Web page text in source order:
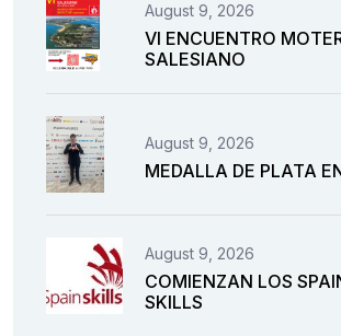
August 9, 2026
VI ENCUENTRO
SALESIANO
August 9, 2026
MEDALLA DE PLATA
August 9, 2026
COMIENZAN LOS
SKILLS